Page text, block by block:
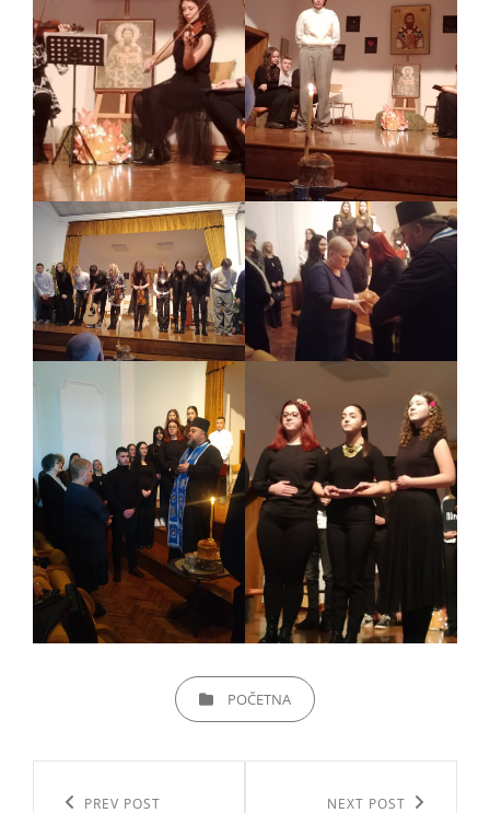
CATEGORIESPOČETNA
PREV POST NEXT POST